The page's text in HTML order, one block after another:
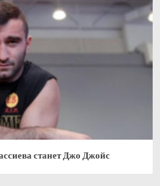
станет Джо Джойс